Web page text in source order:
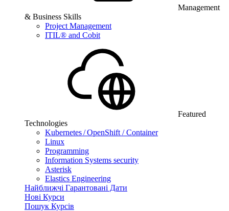
Management
& Business Skills
Project Management
ITIL® and Cobit
Featured
Technologies
Kubernetes / OpenShift / Container
Linux
Programming
Information Systems security
Asterisk
Elastics Engineering
Найближчі Гарантовані Дати
Нові Курси
Пошук Курсів